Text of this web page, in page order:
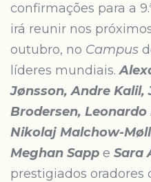
confirmações para a
irá reunir nos
outubro, no Campus
líderes mundiais.
Jønsson, Andre
Brodersen,
Nikolaj Malchow-
Meghan Sapp e Sara
prestigiados oradores